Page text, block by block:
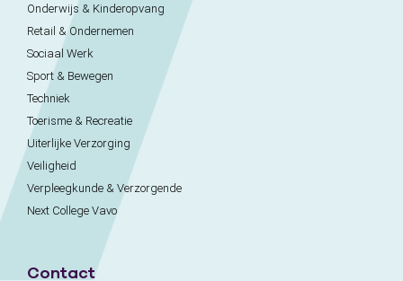
Onderwijs & Kinderopvang
Retail & Ondernemen
Sociaal Werk
Sport & Bewegen
Techniek
Toerisme & Recreatie
Uiterlijke Verzorging
Veiligheid
Verpleegkunde & Verzorgende
Next College Vavo
Contact